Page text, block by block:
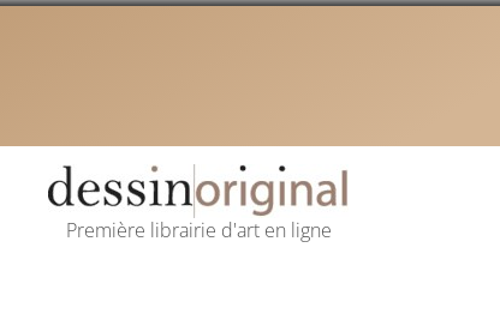
Première librairie d'art en ligne